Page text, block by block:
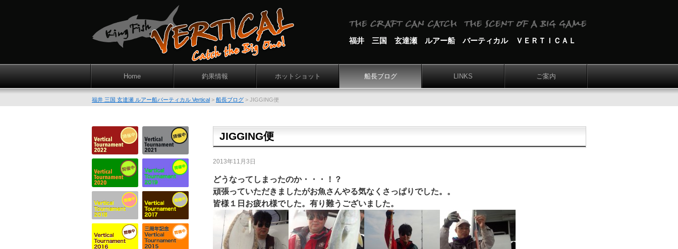
福井 三国 玄達瀬 ルアー船 バーティカル ＶＥＲＴＩＣＡＬ
Home 釣果情報 ホットショット 船長ブログ LINKS ご案内
福井 三国 玄達瀬 ルアー船バーティカル Vertical > 船長ブログ > JIGGING便
JIGGING便
2013年11月3日
どうなってしまったのか・・・！？
頑張っていただきましたがお魚さんやる気なくさっぱりでした。。
皆様１日お疲れ様でした。有り難うございました。